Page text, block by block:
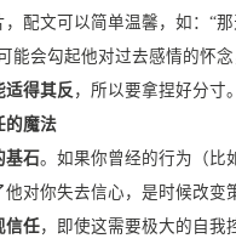
配文可以简单温馨，如：“
能会勾起他对过去感情的怀
适得其反 ，所以要拿捏好分寸。
的魔法
基石。如果你曾经的行为（比
他对你失去信心，是时候改变
信任，即使这需要极大的自我